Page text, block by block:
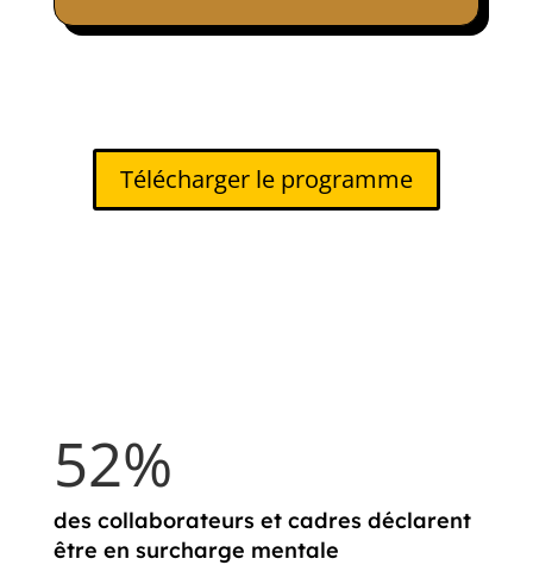
Télécharger le programme
52%
des collaborateurs et cadres déclarent
être en surcharge mentale